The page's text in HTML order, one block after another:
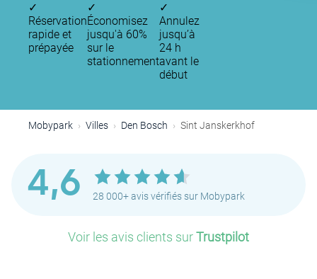
✓
Réservation
rapide et
prépayée
✓
Économisez
jusqu'à 60%
sur le
stationnement
✓
Annulez
jusqu’à
24 h
avant le
début
Mobypark Villes Den Bosch Sint Janskerkhof
4,6 28 000+ avis vérifiés sur Mobypark
Voir les avis clients surTrustpilot